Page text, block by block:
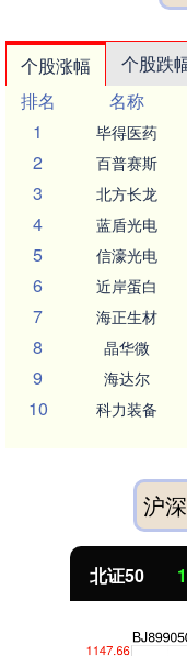
个股涨幅 个股跌
排名
名称
1
毕得医药
2 百普赛斯
3 北方长龙
4 蓝盾光电
5 信濠光电
6 近岸蛋白
7 海正生材
8 晶华微
9 海达尔
10 科力装备
沪
北证50